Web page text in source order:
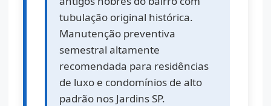
tubulação original histórica.
Manutenção preventiva
semestral altamente
recomendada para residências
de luxo e condomínios de alto
padrão nos Jardins SP.